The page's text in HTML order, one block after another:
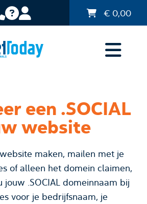
€ 0,00
een .SOCIAL
website
maken, mailen met je
of alleen het domein claimen,
jouw .SOCIAL domeinnaam bij